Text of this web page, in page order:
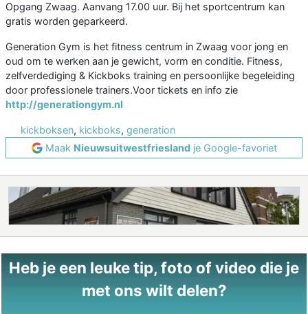
Opgang Zwaag. Aanvang 17.00 uur. Bij het sportcentrum kan
gratis worden geparkeerd.
Generation Gym is het fitness centrum in Zwaag voor jong en
oud om te werken aan je gewicht, vorm en conditie. Fitness,
zelfverdediging & Kickboks training en persoonlijke begeleiding
door professionele trainers.Voor tickets en info zie
http://generationgym.nl
kickboksen, kickboks, generation
Maak Nieuwsuitwestfrieslandje Google-favoriet
Heb je een leuke tip, foto of video die je
met ons wilt delen?